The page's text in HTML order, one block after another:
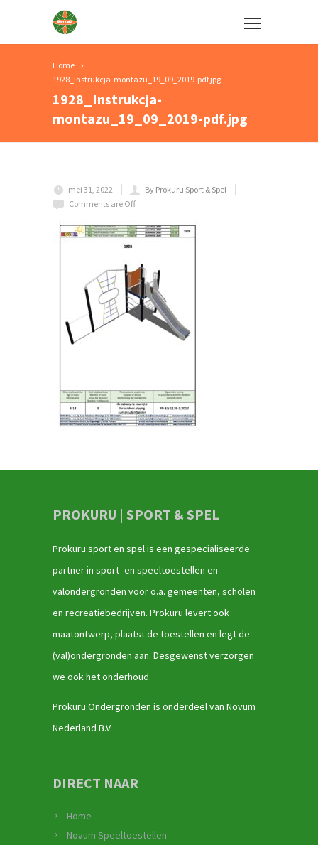
Home
1928_Instrukcja-montazu_19_09_2019-pdf.jpg
1928_Instrukcja-
montazu_19_09_2019-pdf.jpg
mei 31, 2022
By Prokuru Sport & Spel
Comments are Off
PROKURU | SPORT & SPEL
Prokuru sport en spel is een gespecialiseerde
partner in sport- en speeltoestellen en
valondergronden voor o.a. gemeenten, scholen
en recreatiebedrijven. Prokuru levert ook
maatontwerp, plaatst de toestellen en legt de
(val)ondergronden aan. Desgewenst verzorgen
we ook het onderhoud.
Prokuru Ondergronden is onderdeel van Novum
Nederland B.V.
DIRECT NAAR
Home
Novum Speeltoestellen